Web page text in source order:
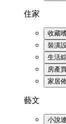
住家
收藏
裝潢
生活
房產
家居
藝文
小說